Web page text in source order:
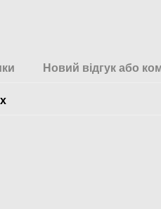
Новий відгук або